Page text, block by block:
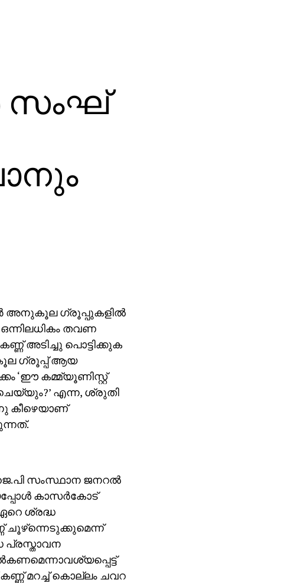
സംഘ്
അനുകൂല ഗ്രൂപ്പുകളില്‍
തവണ
അടിച്ചു പൊട്ടിക്കുക
ഗ്രൂപ്പ് ആയ
‘ഈ കമ്മ്യൂണിസ്റ്റ്
എന്ന, ശ്രുതി
കീഴെയാണ്
സംസ്ഥാന ജനറല്‍
കാസര്‍കോട്
ശ്രദ്ധ
ചൂഴ്‌ന്നെടുക്കുമെന്ന്
പ്രസ്താവന
മറച്ച് കൊല്ലം ചവറ